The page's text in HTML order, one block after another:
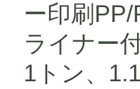
ー印刷PP/
ライナー
1トン、